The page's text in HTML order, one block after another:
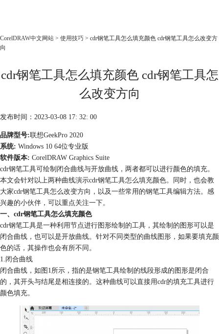
产品
教程
下载
购买
CorelDRAW中文网站 > 使用技巧 > cdr钢笔工具怎么填充颜色 cdr钢笔工具怎么改变方
向
cdr钢笔工具怎么填充颜色 cdr钢笔工具怎
么改变方向
发布时间：2023-03-08 17: 32: 00
品牌型号:联想GeekPro 2020
系统: Windows 10 64位专业版
软件版本: CorelDRAW Graphics Suite
cdr钢笔工具可绘制闭合曲线与开放曲线，两者都可以进行颜色的填充。
本文会针对以上两种曲线演示cdr钢笔工具怎么填充颜色。同时，也会教
大家cdr钢笔工具怎么改变方向，以及一些常用的钢笔工具编辑方法。感
兴趣的小伙伴，可以重点关注一下。
一、cdr钢笔工具怎么填充颜色
cdr钢笔工具是一种利用节点进行图形绘制的工具，其绘制的图形可以是
闭合曲线，也可以是开放曲线。针对不同类型的曲线图形，如果要填充颜
色的话，其操作也会有所不同。
1.闭合曲线
闭合曲线，如图1所示，指的是钢笔工具绘制的线段形成的图形是闭合
的，其开头与结尾是相连接的。这种曲线可以直接用cdr的填充工具进行
颜色填充。